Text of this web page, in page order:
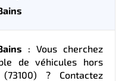
: Vous cherchez
de véhicules hors
? Contactez